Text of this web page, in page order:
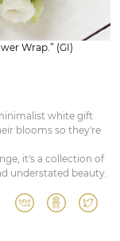
Wrap.” (GI)
white gift
blooms so they're
it's a collection of
understated beauty.